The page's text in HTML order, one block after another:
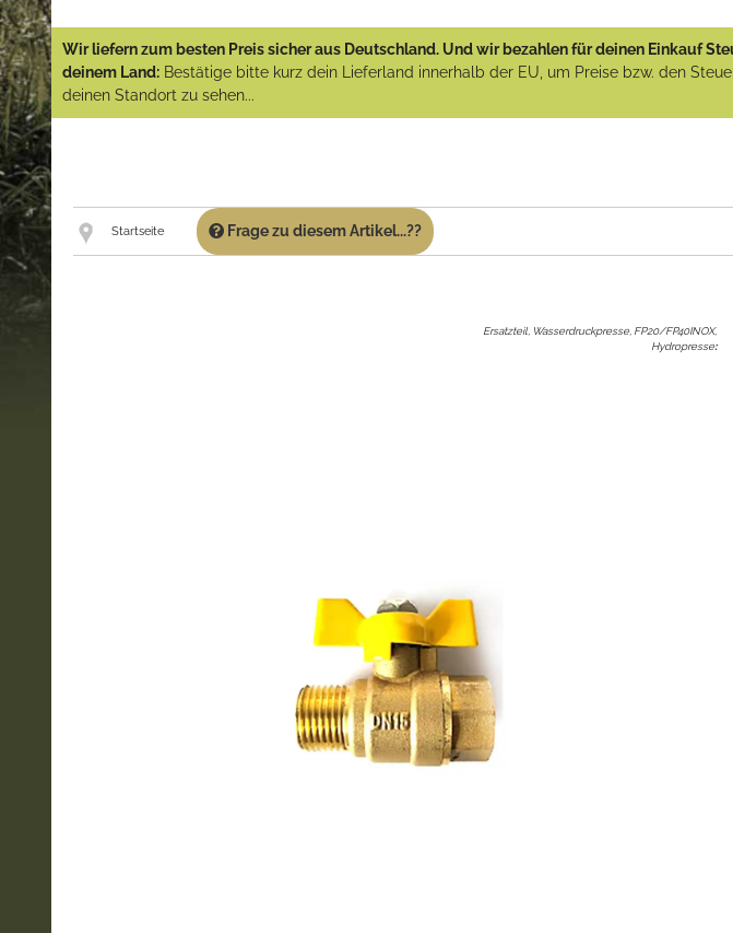
Wir liefern zum besten Preis sicher aus Deutschland. Und wir bezahlen für deinen Einkauf
deinem Land: Bestätige bitte kurz dein Lieferland innerhalb der EU, um Preise bzw. den
deinen Standort zu sehen...
Startseite Frage zu diesem Artikel...??
Ersatzteil, Wasserdruckpresse, FP20/FP40INOX,
Hydropresse: